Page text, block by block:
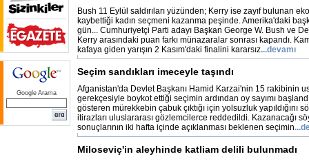
Google Arama
Bush 11 Eylül saldırıları yüzünden; Kerry ise zayıf bulunan
kaybettiği kadın seçmeni kazanma peşinde. Amerika'daki
gün... Cumhuriyetçi Parti adayı Başkan George W. Bush ve
Kerry arasındaki puan farkı münazaralar sonrası kapandı.
kafaya giden yarışın 2 Kasım'daki finalini kararsız...devamı
Seçim sandıkları imeceyle taşındı
Afganistan'da Devlet Başkanı Hamid Karzai'nin 15 rakibinin
gerekçesiyle boykot ettiği seçimin ardından oy sayımı
gösteren mürekkebin çabuk çıktığı için yolsuzluk yapıldığını
itirazları uluslararası gözlemcilerce reddedildi. Kazanacağı
sonuçlarının iki hafta içinde açıklanması beklenen seçimin
Miloseviç'in aleyhinde katliam delili bulunmadı